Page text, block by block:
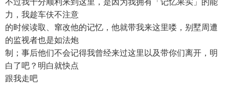
不过我十分顺利来到这里，是因为我拥有「记忆果实」的能
力，我趁车伕不注意
的时候读取、窜改他的记忆，他就带我来这里喽，别墅周遭
的监视者也是如法炮
制；事后他们不会记得我曾经来过这里以及带你们离开，明
白了吧？明白就快点
跟我走吧